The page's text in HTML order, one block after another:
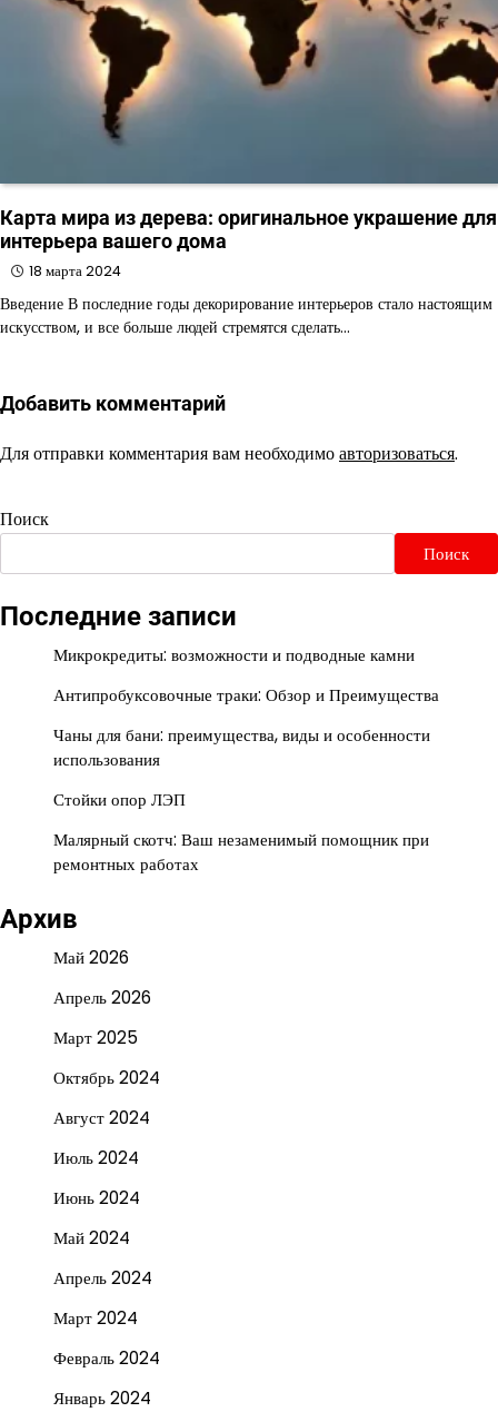
Карта мира из дерева: оригинальное украшение для
интерьера вашего дома
18 марта 2024
Введение В последние годы декорирование интерьеров стало настоящим
искусством, и все больше людей стремятся сделать…
Добавить комментарий
Для отправки комментария вам необходимоавторизоваться.
Поиск
Поиск
Последние записи
Микрокредиты: возможности и подводные камни
Антипробуксовочные траки: Обзор и Преимущества
Чаны для бани: преимущества, виды и особенности
использования
Стойки опор ЛЭП
Малярный скотч: Ваш незаменимый помощник при
ремонтных работах
Архив
Май 2026
Апрель 2026
Март 2025
Октябрь 2024
Август 2024
Июль 2024
Июнь 2024
Май 2024
Апрель 2024
Март 2024
Февраль 2024
Январь 2024